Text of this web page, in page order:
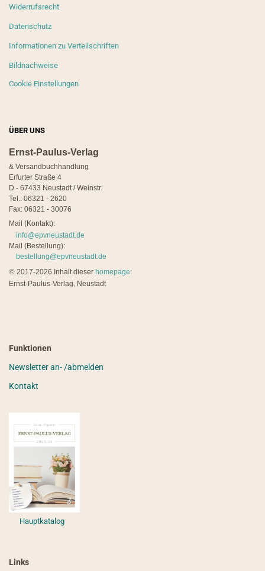
Widerrufsrecht
Datenschutz
Informationen zu Verteilschriften
Bildnachweise
Cookie Einstellungen
ÜBER UNS
Ernst-Paulus-Verlag
& Versandbuchhandlung
Erfurter Straße 4
D - 67433 Neustadt / Weinstr.
Tel.: 06321 - 2620
Fax: 06321 - 30076
Mail (Kontakt):
info@epvneustadt.de
Mail (Bestellung):
bestellung@epvneustadt.de
© 2017-2026 Inhalt dieser homepage:
Ernst-Paulus-Verlag, Neustadt
Funktionen
Newsletter an- /abmelden
Kontakt
Hauptkatalog
Links